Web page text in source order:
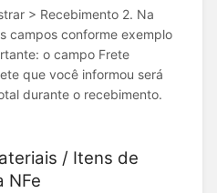
> Recebimento 2. Na
campos conforme exemplo
o campo Frete
que você informou será
durante o recebimento.
/ Itens de
NFe